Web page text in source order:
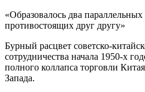
«Образовалось два
противостоящих друг другу»
Бурный расцвет советско-
сотрудничества начала 1950-х
полного коллапса торговли
Запада.